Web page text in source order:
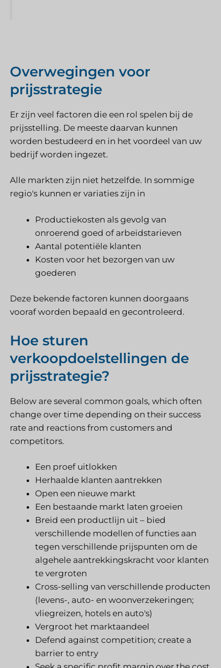
Overwegingen voor
prijsstrategie
Er zijn veel factoren die een rol spelen bij de
prijsstelling. De meeste daarvan kunnen
worden bestudeerd en in het voordeel van uw
bedrijf worden ingezet.
Alle markten zijn niet hetzelfde. In sommige
regio's kunnen er variaties zijn in
Productiekosten als gevolg van
onroerend goed of arbeidstarieven
Aantal potentiële klanten
Kosten voor het bezorgen van uw
goederen
Deze bekende factoren kunnen doorgaans
vooraf worden bepaald en gecontroleerd.
Hoe sturen
verkoopdoelstellingen de
prijsstrategie?
Below are several common goals, which often
change over time depending on their success
rate and reactions from customers and
competitors.
Een proef uitlokken
Herhaalde klanten aantrekken
Open een nieuwe markt
Een bestaande markt laten groeien
Breid een productlijn uit – bied
verschillende modellen of functies aan
tegen verschillende prijspunten om de
algehele aantrekkingskracht voor klanten
te vergroten
Cross-selling van verschillende producten
(levens-, auto- en woonverzekeringen;
vliegreizen, hotels en auto's)
Vergroot het marktaandeel
Defend against competition; create a
barrier to entry